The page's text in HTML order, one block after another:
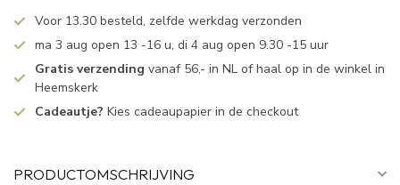
Voor 13.30 besteld, zelfde werkdag verzonden
ma 3 aug open 13 -16 u, di 4 aug open 9.30 -15 uur
Gratis verzending vanaf 56,- in NL of haal op in de winkel in
Heemskerk
Cadeautje? Kies cadeaupapier in de checkout
PRODUCTOMSCHRIJVING